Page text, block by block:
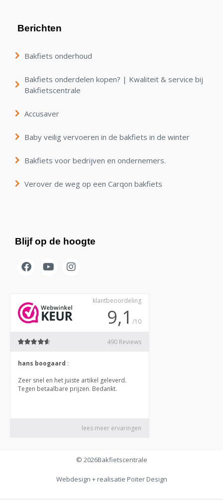
Berichten
Bakfiets onderhoud
Bakfiets onderdelen kopen? | Kwaliteit & service bij
Bakfietscentrale
Accusaver
Baby veilig vervoeren in de bakfiets in de winter
Bakfiets voor bedrijven en ondernemers.
Verover de weg op een Carqon bakfiets
Blijf op de hoogte
© 2026Bakfietscentrale
Webdesign + realisatie Poiter Design